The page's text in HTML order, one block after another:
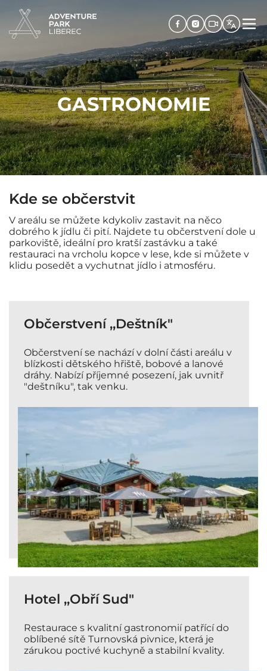
GASTRONOMIE
Kde se občerstvit
V areálu se můžete kdykoliv zastavit na něco
dobrého k jídlu či pití. Najdete tu občerstvení dole u
parkoviště, ideální pro kratší zastávku a také
restauraci na vrcholu kopce v lese, kde si můžete v
klidu posedět a vychutnat jídlo i atmosféru.
Občerstvení ,,Deštník"
Občerstvení se nachází v dolní části areálu v
blízkosti dětského hřiště, bobové a lanové
dráhy. Nabízí příjemné posezení, jak uvnitř
"deštníku", tak venku.
Hotel ,,Obří Sud"
Restaurace s kvalitní gastronomií patřící do
oblíbené sítě Turnovská pivnice, která je
zárukou poctivé kuchyně a stabilní kvality.